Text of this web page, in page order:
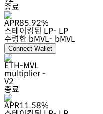
종료
APR85.92%
스테이킹된 LP- LP
수령한 bMVL- bMVL
Connect Wallet
ETH-MVL
multiplier-
V2
종료
APR11.58%